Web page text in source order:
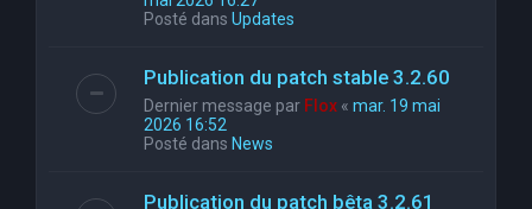
Posté dans Updates
Publication du patch stable 3.2.60
Dernier message par Flox « mar. 19 mai
2026 16:52
Posté dans News
Publication du patch bêta 3.2.61